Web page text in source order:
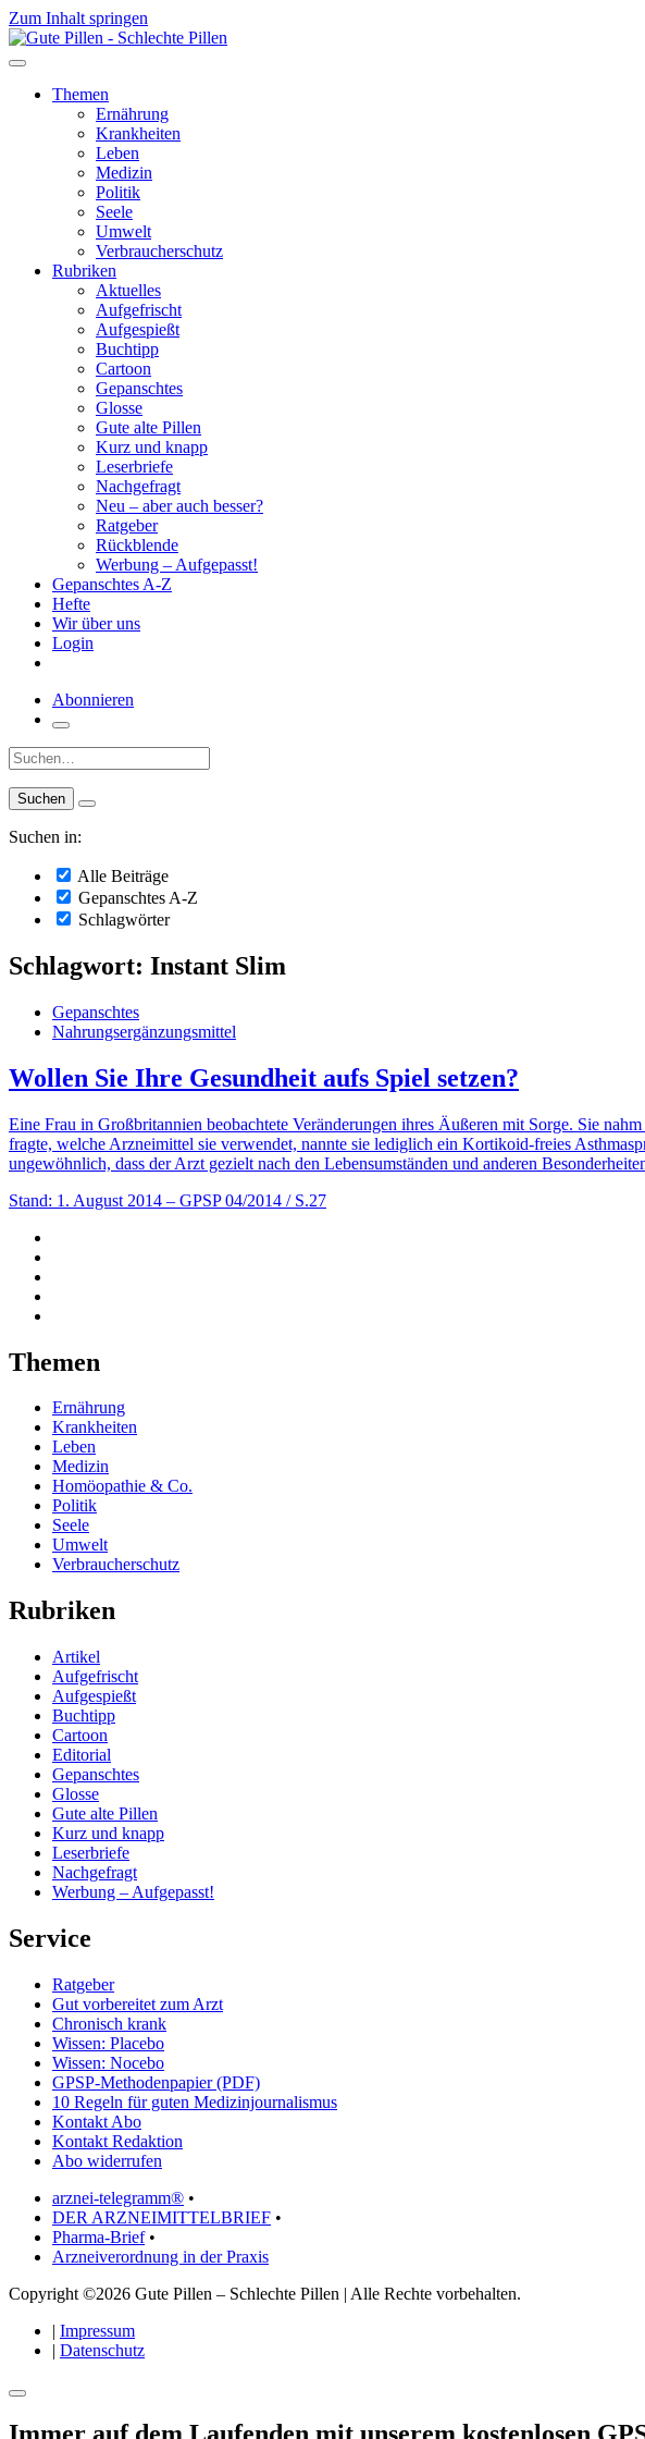
Zum Inhalt springen
Themen
Ernährung
Krankheiten
Leben
Medizin
Politik
Seele
Umwelt
Verbraucherschutz
Rubriken
Aktuelles
Aufgefrischt
Aufgespießt
Buchtipp
Cartoon
Gepanschtes
Glosse
Gute alte Pillen
Kurz und knapp
Leserbriefe
Nachgefragt
Neu – aber auch besser?
Ratgeber
Rückblende
Werbung – Aufgepasst!
Gepanschtes A-Z
Hefte
Wir über uns
Login
Abonnieren
Suche:
Suchen in:
Alle Beiträge
Gepanschtes A-Z
Schlagwörter
Schlagwort: Instant Slim
Gepanschtes
Nahrungsergänzungsmittel
Wollen Sie Ihre Gesundheit aufs Spiel setzen?
Eine Frau in Großbritannien beobachtete Veränderungen ihres Äußeren mit Sorge. Sie
fragte, welche Arzneimittel sie verwendet, nannte sie lediglich ein Kortikoid-freies
ungewöhnlich, dass der Arzt gezielt nach den Lebensumständen und anderen
Stand: 1. August 2014 – GPSP 04/2014 / S.27
Themen
Ernährung
Krankheiten
Leben
Medizin
Homöopathie & Co.
Politik
Seele
Umwelt
Verbraucherschutz
Rubriken
Artikel
Aufgefrischt
Aufgespießt
Buchtipp
Cartoon
Editorial
Gepanschtes
Glosse
Gute alte Pillen
Kurz und knapp
Leserbriefe
Nachgefragt
Werbung – Aufgepasst!
Service
Ratgeber
Gut vorbereitet zum Arzt
Chronisch krank
Wissen: Placebo
Wissen: Nocebo
GPSP-Methodenpapier (PDF)
10 Regeln für guten Medizinjournalismus
Kontakt Abo
Kontakt Redaktion
Abo widerrufen
arznei-telegramm® •
DER ARZNEIMITTELBRIEF •
Pharma-Brief•
Arzneiverordnung in der Praxis
Copyright ©2026 Gute Pillen – Schlechte Pillen | Alle Rechte vorbehalten.
| Impressum
| Datenschutz